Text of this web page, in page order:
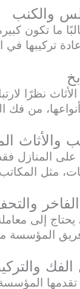
ما تكون
تركيبها
نظرًا
من فك
المنازل
مثل
يحتاج إلى
فريق